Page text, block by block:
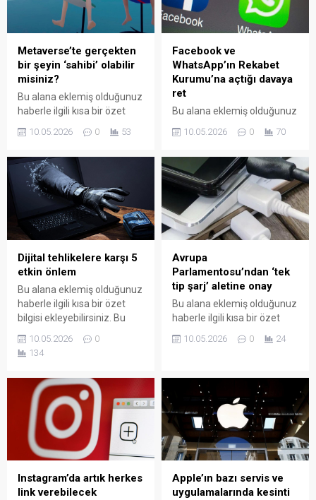
Metaverse’te gerçekten
bir şeyin ‘sahibi’ olabilir
misiniz?
Bu alana eklemiş olduğunuz
haberle ilgili kısa bir özet
metin yazı düzenleme
bölümünden eklenebilir.
Özet eklenmişse başlık
altında kalın olarak bu
şekilde gösterilir,
eklenmemişse bu alan boş
kalır.
10.05.2026 0 53
Facebook ve
WhatsApp’ın Rekabet
Kurumu’na açtığı davaya
ret
Bu alana eklemiş olduğunuz
bilgisi ekleyebilirsiniz. Bu
sayfasında "Özet"
bölümünden eklenebilir.
Özet eklenmişse başlık
altında kalın olarak bu
şekilde gösterilir,
eklenmemişse bu alan boş
kalır.
10.05.2026 0 70
Dijital tehlikelere karşı 5
etkin önlem
Bu alana eklemiş olduğunuz
haberle ilgili kısa bir özet
bilgisi ekleyebilirsiniz. Bu
sayfasında "Özet"
bölümünden eklenebilir.
altında kalın olarak bu
şekilde gösterilir,
eklenmemişse bu alan boş
kalır.
10.05.2026
0
134
Avrupa
Parlamentosu’ndan ‘tek
tip şarj’ aletine onay
Bu alana eklemiş olduğunuz
haberle ilgili kısa bir özet
metin yazı düzenleme
Özet eklenmişse başlık
altında kalın olarak bu
şekilde gösterilir,
eklenmemişse bu alan boş
kalır.
10.05.2026 0 24
Instagram’da artık herkes
link verebilecek
Apple’ın bazı servis ve
uygulamalarında kesinti